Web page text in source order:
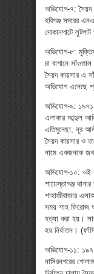
অভিযোগ-৭: সৈয়দ
হবিগঞ্জ সদরের
দোকানপাটে
অভিযোগ-৮:
চা বাগানে সাঁওতাল
সৈয়দ কায়সার এ
অভিযোগ এনেছে
অভিযোগ-৯: ১৯৭১
এলাকার আব্দুল
এতিমুনেছা, নূর
সৈয়দ কায়সার ও
নামে একজনকে
অভিযোগ-১০: ওই
শায়েস্তাগঞ্জ
শাহাজীবাজার
সময় শাহ ফিরোজ
হত্যা করা হয়।
হয় নির্যাতন।
অভিযোগ-১১: ১৯৭১
নাসিরনগরের